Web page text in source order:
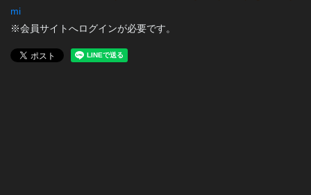
mi
※会員サイトへログインが必要です。